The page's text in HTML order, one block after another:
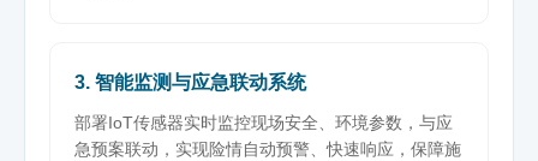
3. 智能监测与应急联动系统
部署IoT传感器实时监控现场安全、环境参数，与应
急预案联动，实现险情自动预警、快速响应，保障施